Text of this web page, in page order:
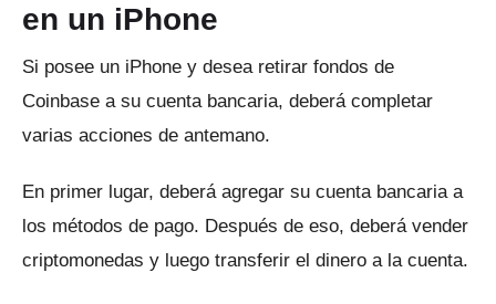
en un iPhone
Si posee un iPhone y desea retirar fondos de
Coinbase a su cuenta bancaria, deberá completar
varias acciones de antemano.
En primer lugar, deberá agregar su cuenta bancaria a
los métodos de pago. Después de eso, deberá vender
criptomonedas y luego transferir el dinero a la cuenta.